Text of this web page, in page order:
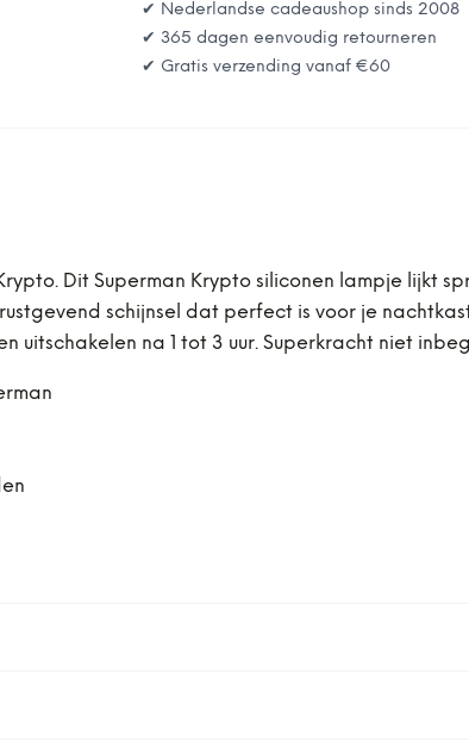
✔ Nederlandse cadeaushop sinds 2008
✔ 365 dagen eenvoudig retourneren
✔ Gratis verzending vanaf €60
Dit Superman Krypto siliconen lampje lijkt
schijnsel dat perfect is voor je
uitschakelen na 1 tot 3 uur. Superkracht niet